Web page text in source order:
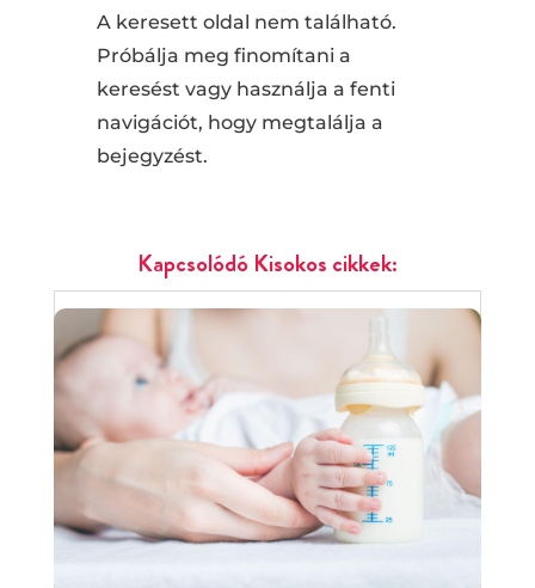
A keresett oldal nem található.
Próbálja meg finomítani a
keresést vagy használja a fenti
navigációt, hogy megtalálja a
bejegyzést.
Kapcsolódó Kisokos cikkek: